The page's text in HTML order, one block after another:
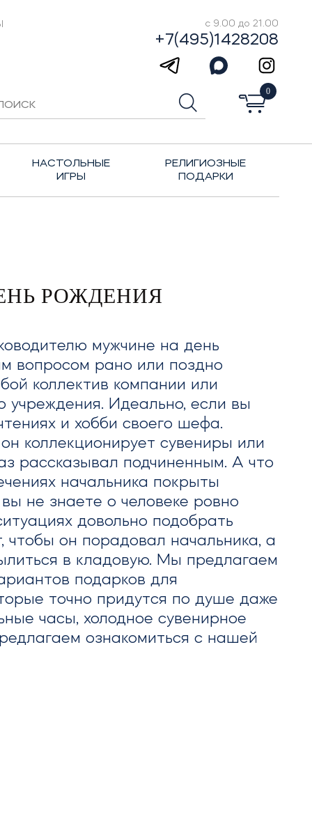
с 9.00 до 21.00
+7(495)1428208
0
НАСТОЛЬНЫЕ
ИГРЫ
РЕЛИГИОЗНЫЕ
ПОДАРКИ
РОЖДЕНИЯ
мужчине на день
вопросом рано или поздно
коллектив компании или
учреждения. Идеально, если вы
и хобби своего шефа.
коллекционирует сувениры или
рассказывал подчиненным. А что
начальника покрыты
не знаете о человеке ровно
довольно подобрать
чтобы он порадовал начальника, а
в кладовую. Мы предлагаем
подарков для
точно придутся по душе даже
часы, холодное сувенирное
ознакомиться с нашей